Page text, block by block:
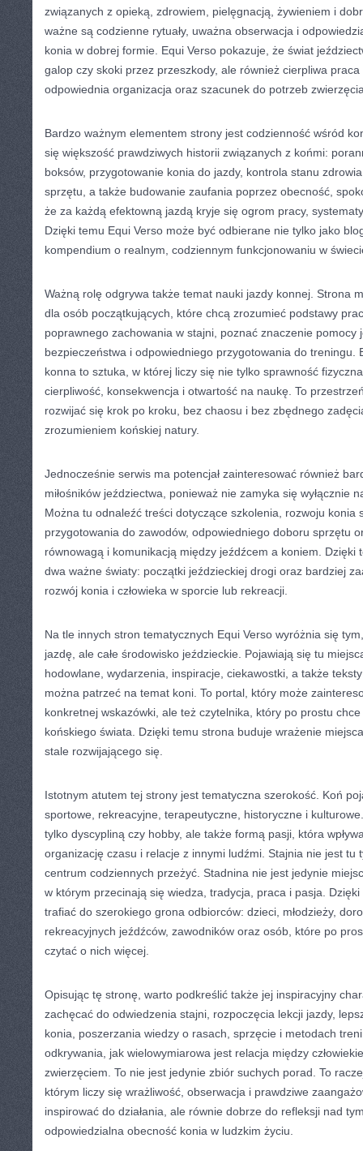
związanych z opieką, zdrowiem, pielęgnacją, żywieniem i
ważne są codzienne rytuały, uważna obserwacja i
konia w dobrej formie. Equi Verso pokazuje, że świat
galop czy skoki przez przeszkody, ale również cierpliwa
odpowiednia organizacja oraz szacunek do potrzeb
Bardzo ważnym elementem strony jest codzienność wśród
się większość prawdziwych historii związanych z końmi:
boksów, przygotowanie konia do jazdy, kontrola stanu
sprzętu, a także budowanie zaufania poprzez obecność,
że za każdą efektowną jazdą kryje się ogrom pracy,
Dzięki temu Equi Verso może być odbierane nie tylko jako
kompendium o realnym, codziennym funkcjonowaniu w
Ważną rolę odgrywa także temat nauki jazdy konnej. Strona
dla osób początkujących, które chcą zrozumieć podstawy
poprawnego zachowania w stajni, poznać znaczenie pomocy
bezpieczeństwa i odpowiedniego przygotowania do treningu.
konna to sztuka, w której liczy się nie tylko sprawność
cierpliwość, konsekwencja i otwartość na naukę. To
rozwijać się krok po kroku, bez chaosu i bez zbędnego
zrozumieniem końskiej natury.
Jednocześnie serwis ma potencjał zainteresować również
miłośników jeździectwa, ponieważ nie zamyka się wyłącznie
Można tu odnaleźć treści dotyczące szkolenia, rozwoju konia
przygotowania do zawodów, odpowiedniego doboru sprzętu
równowagą i komunikacją między jeźdźcem a koniem. Dzięki
dwa ważne światy: początki jeździeckiej drogi oraz bardziej
rozwój konia i człowieka w sporcie lub rekreacji.
Na tle innych stron tematycznych Equi Verso wyróżnia się
jazdę, ale całe środowisko jeździeckie. Pojawiają się tu
hodowlane, wydarzenia, inspiracje, ciekawostki, a także
można patrzeć na temat koni. To portal, który może
konkretnej wskazówki, ale też czytelnika, który po prostu
końskiego świata. Dzięki temu strona buduje wrażenie
stale rozwijającego się.
Istotnym atutem tej strony jest tematyczna szerokość. Koń
sportowe, rekreacyjne, terapeutyczne, historyczne i
tylko dyscypliną czy hobby, ale także formą pasji, która
organizację czasu i relacje z innymi ludźmi. Stajnia nie jest tu
centrum codziennych przeżyć. Stadnina nie jest jedynie
w którym przecinają się wiedza, tradycja, praca i pasja.
trafiać do szerokiego grona odbiorców: dzieci, młodzieży,
rekreacyjnych jeźdźców, zawodników oraz osób, które po
czytać o nich więcej.
Opisując tę stronę, warto podkreślić także jej inspiracyjny
zachęcać do odwiedzenia stajni, rozpoczęcia lekcji jazdy,
konia, poszerzania wiedzy o rasach, sprzęcie i metodach
odkrywania, jak wielowymiarowa jest relacja między
zwierzęciem. To nie jest jedynie zbiór suchych porad. To
którym liczy się wrażliwość, obserwacja i prawdziwe
inspirować do działania, ale równie dobrze do refleksji nad
odpowiedzialna obecność konia w ludzkim życiu.